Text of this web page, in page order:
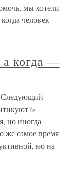
мы хотели
человек
а когда —
Следующий
но иногда
же самое время
но на